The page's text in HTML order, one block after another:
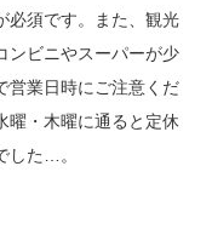
必須です。また、観光
ンビニやスーパーが少
営業日時にご注意くだ
曜・木曜に通ると定休
した…。